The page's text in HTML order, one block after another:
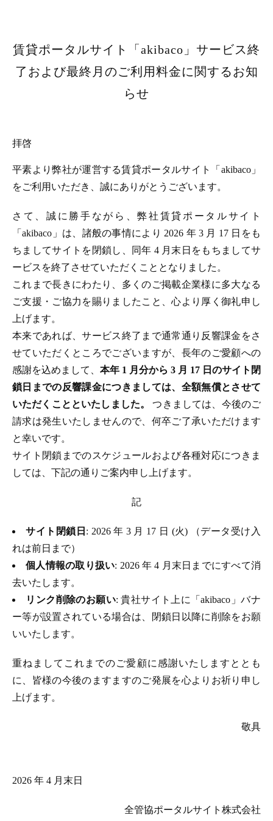
賃貸ポータルサイト「akibaco」サービス終
了および最終月のご利用料金に関するお知
らせ
拝啓
平素より弊社が運営する賃貸ポータルサイト「akibaco」
をご利用いただき、誠にありがとうございます。
さて、誠に勝手ながら、弊社賃貸ポータルサイト
「akibaco」は、諸般の事情により 2026 年 3 月 17 日をも
ちましてサイトを閉鎖し、同年 4 月末日をもちましてサ
ービスを終了させていただくこととなりました。
これまで長きにわたり、多くのご掲載企業様に多大なる
ご支援・ご協力を賜りましたこと、心より厚く御礼申し
上げます。
本来であれば、サービス終了まで通常通り反響課金をさ
せていただくところでございますが、長年のご愛顧への
感謝を込めまして、 本年 1 月分から 3 月 17 日のサイト閉
鎖日までの反響課金につきましては、全額無償とさせて
いただくことといたしました。つきましては、今後のご
請求は発生いたしませんので、何卒ご了承いただけます
と幸いです。
サイト閉鎖までのスケジュールおよび各種対応につきま
しては、下記の通りご案内申し上げます。
記
サイト閉鎖日 : 2026 年 3 月 17 日 (火) （データ受け入
れは前日まで）
個人情報の取り扱い: 2026 年 4 月末日までにすべて消
去いたします。
リンク削除のお願い: 貴社サイト上に「akibaco」バナ
ー等が設置されている場合は、閉鎖日以降に削除をお願
いいたします。
重ねましてこれまでのご愛顧に感謝いたしますととも
に、皆様の今後のますますのご発展を心よりお祈り申し
上げます。
敬具
2026 年 4 月末日
全管協ポータルサイト株式会社